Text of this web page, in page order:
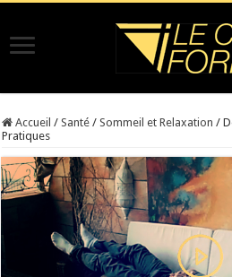
Accueil / Santé / Sommeil et Relaxation /
Pratiques